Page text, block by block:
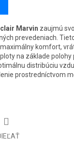
Marvin zaujmú
prevedeniach.
komfort,
na základe polohy
distribúciu
prostredníctvom